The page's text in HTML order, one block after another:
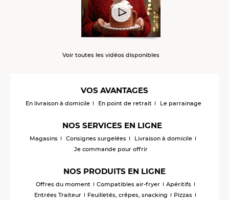
Voir toutes les vidéos disponibles
VOS AVANTAGES
En livraison à domicile En point de retrait Le parrainage
NOS SERVICES EN LIGNE
Magasins Consignes surgelées
Livraison à domicile
Je commande pour offrir
NOS PRODUITS EN LIGNE
Offres du moment Compatibles air-fryer
Apéritifs
Entrées Traiteur
Feuilletés, crêpes, snacking
Pizzas